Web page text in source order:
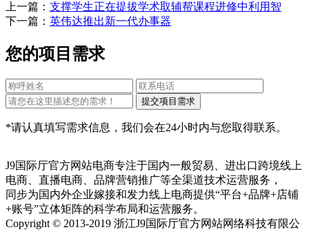
上一篇： 支撑学生正在提拔学术取辅帮课程进修中利用智
下一篇： 英伟达推出新一代办事器
您的项目需求
*请认真填写需求信息，我们会在24小时内与您取得联系。
J9国际厅官方网站电商专注于国内一般贸易、进出口跨境线上
电商、直播电商、品牌营销推广等全渠道技术运营服务，
同步为国内外企业嫁接和发力线上电商提供“平台+品牌+店铺
+账号”立体矩阵的科学布局和运营服务。
Copyright © 2013-2019 浙江J9国际厅官方网站网络科技有限公